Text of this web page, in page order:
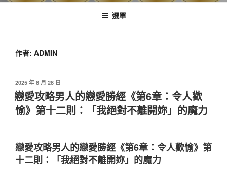
選單
作者: ADMIN
2025 年 8 月 28 日
戀愛攻略男人的戀愛勝經《第6章：令人歡
愉》第十二則：「我絕對不離開妳」的魔力
戀愛攻略男人的戀愛勝經《第6章：令人歡愉》第
十二則：「我絕對不離開妳」的魔力